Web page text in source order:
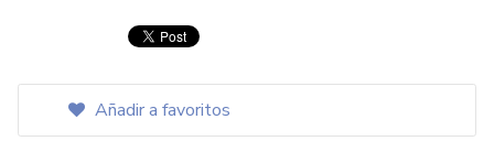
Añadir a favoritos